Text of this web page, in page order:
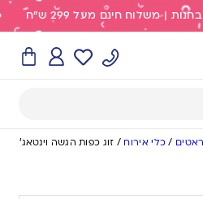
/ כלי אירוח / זוג כפות הגשה וינטאג’